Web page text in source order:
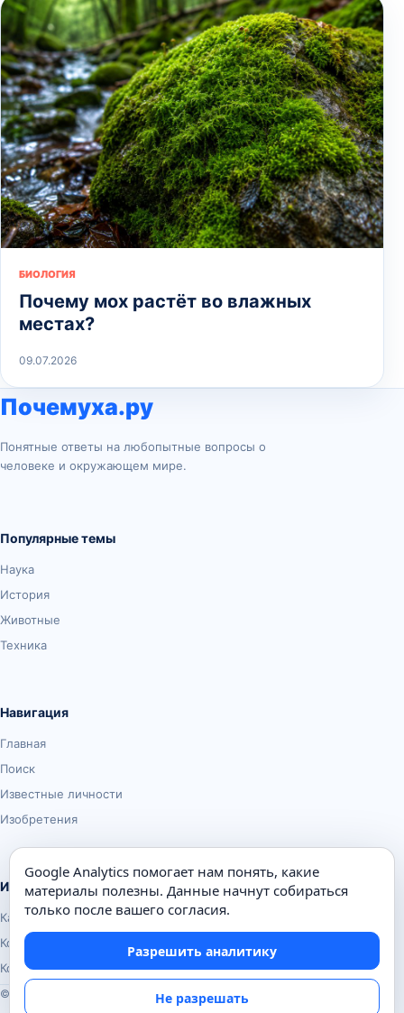
БИОЛОГИЯ
Почему мох растёт во влажных
местах?
09.07.2026
Почемуха.ру
Понятные ответы на любопытные вопросы о
человеке и окружающем мире.
Популярные темы
Наука
История
Животные
Техника
Навигация
Главная
Поиск
Известные личности
Изобретения
Информация
Карта сайта
Контакты
Конфиденциальность
© Почемуха.ру, 2010–2026
Google Analytics помогает нам понять, какие
материалы полезны. Данные начнут собираться
только после вашего согласия.
Разрешить аналитику
Не разрешать